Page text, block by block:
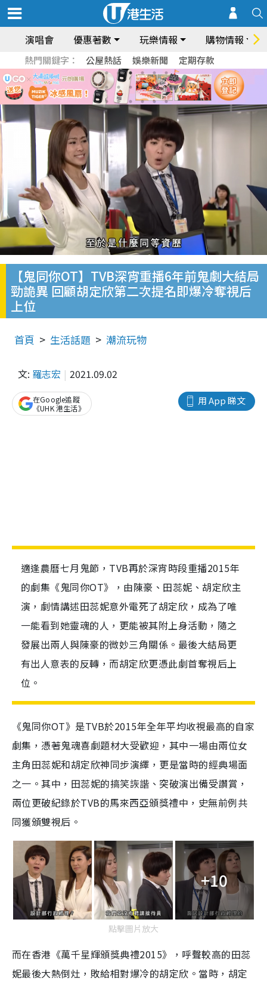
演唱會 優惠著數 玩樂情報 購物情報
熱門關鍵字： 公屋熱話 娛樂新聞 定期存款
【鬼同你OT】TVB深宵重播6年前鬼劇大結局
勁詭異 回顧胡定欣第二次提名即爆冷奪視后
上位
首頁 生活話題 潮流玩物
文: 羅志宏 2021.09.02
用 App 睇文
在Google追蹤
《UHK 港生活》
適逢農曆七月鬼節，TVB再於深宵時段重播2015年
的劇集《鬼同你OT》，由陳豪、田蕊妮、胡定欣主
演，劇情講述田蕊妮意外電死了胡定欣，成為了唯
一能看到她靈魂的人，更能被其附上身活動，隨之
發展出兩人與陳豪的微妙三角關係。最後大結局更
有出人意表的反轉，而胡定欣更憑此劇首奪視后上
位。
《鬼同你OT》是TVB於2015年全年平均收視最高的自家
劇集，憑著鬼魂喜劇題材大受歡迎，其中一場由兩位女
主角田蕊妮和胡定欣神同步演繹，更是當時的經典場面
之一。其中，田蕊妮的搞笑詼諧、突破演出備受讚賞，
兩位更破紀錄於TVB的馬來西亞頒獎禮中，史無前例共
同獲頒雙視后。
+10
點擊圖片放大
而在香港《萬千星輝頒獎典禮2015》，呼聲較高的田蕊
妮最後大熱倒灶，敗給相對爆冷的胡定欣。當時，胡定